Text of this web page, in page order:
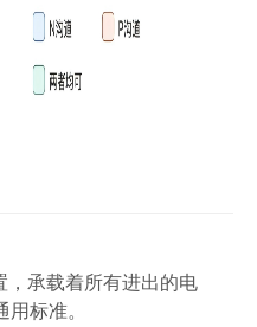
，承载着所有进出的电
用标准。